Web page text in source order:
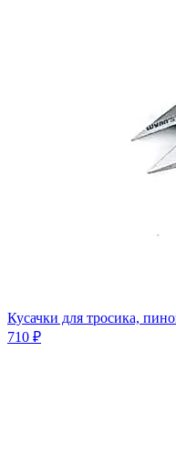
Кусачки для тросика,
710 ₽